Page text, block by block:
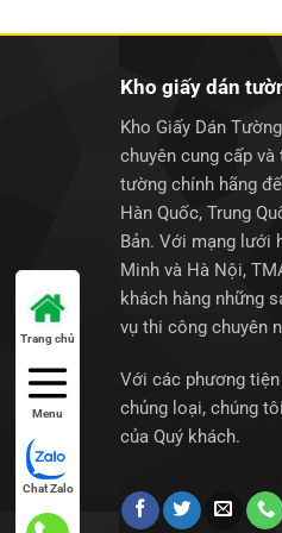
Kho giấy dán
Kho Giấy Dán
chuyên cung cấp
tường chính hãng
Hàn Quốc, Trung
Bản. Với mạng lưới
Minh và Hà Nội,
khách hàng những
vụ thi công chuyên
Với các phương tiện
chủng loại, chúng
của Quý khách.
Trang chủ
Menu
Chat Zalo